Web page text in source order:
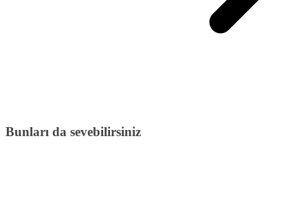
Bunları da sevebilirsiniz